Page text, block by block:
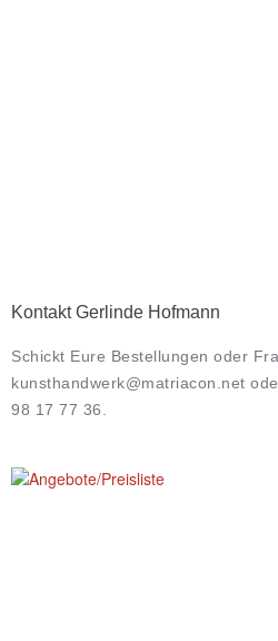
Kontakt Gerlinde Hofmann
Schickt Eure Bestellungen oder
kunsthandwerk@matriacon.net
98 17 77 36.